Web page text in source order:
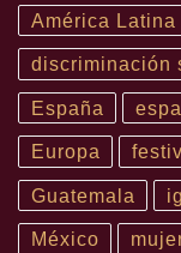
América Latina
discriminación
España
Europa
Guatemala
México